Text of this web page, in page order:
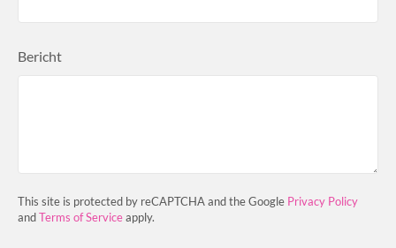
Bericht
This site is protected by reCAPTCHA and the Google Privacy Policy
andTerms of Serviceapply.